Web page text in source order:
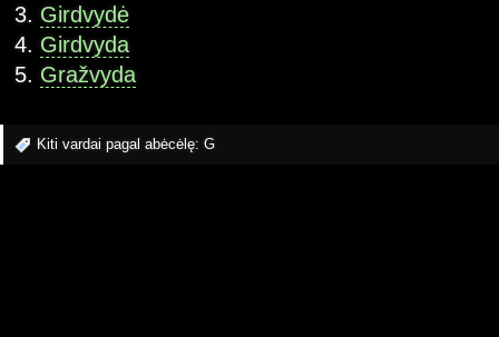
Girdvydė
Girdvyda
Gražvyda
Kiti vardai pagal abėcėlę: G